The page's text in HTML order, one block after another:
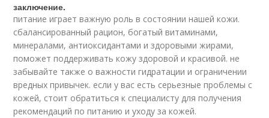
заключение.
питание играет важную роль в состоянии нашей кожи.
сбалансированный рацион, богатый витаминами,
минералами, антиоксидантами и здоровыми жирами,
поможет поддерживать кожу здоровой и красивой. не
забывайте также о важности гидратации и ограничении
вредных привычек. если у вас есть серьезные проблемы с
кожей, стоит обратиться к специалисту для получения
рекомендаций по питанию и уходу за кожей.